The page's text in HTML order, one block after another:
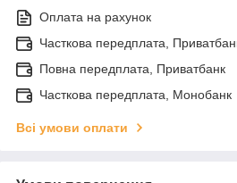
Оплата на рахунок
Часткова передплата,
Повна передплата, Приватбанк
Часткова передплата, Монобанк
Всі умови оплати